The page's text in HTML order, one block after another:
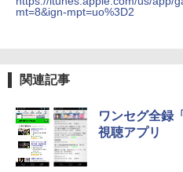
mt=8&ign-mpt=uo%3D2
関連記事
ワンセグ全録
視聴アプリ